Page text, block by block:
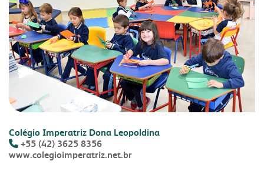
Colégio Imperatriz Dona Leopoldina
+55 (42) 3625 8356
www.colegioimperatriz.net.br